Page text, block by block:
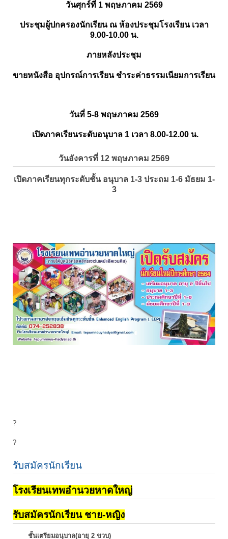
วันศุกร์ที่ 1 พฤษภาคม 2569
ประชุมผู้ปกครองนักเรียน ณ ห้องประชุมโรงเรียน เวลา
9.00-10.00 น.
ภายหลังประชุม
ขายหนังสือ อุปกรณ์การเรียน ชำระค่าธรรมเนียมการเรียน
วันที่ 5-8 พฤษภาคม 2569
เปิดภาคเรียนระดับอนุบาล 1 เวลา 8.00-12.00 น.
วันอังคารที่ 12 พฤษภาคม 2569
เปิดภาคเรียนทุกระดับชั้น อนุบาล 1-3 ประถม 1-6 มัธยม 1-
3
?
?
รับสมัครนักเรียน
โรงเรียนเทพอำนวยหาดใหญ่
รับสมัครนักเรียน ชาย-หญิง
ชั้นเตรียมอนุบาล(อายุ 2 ขวบ)